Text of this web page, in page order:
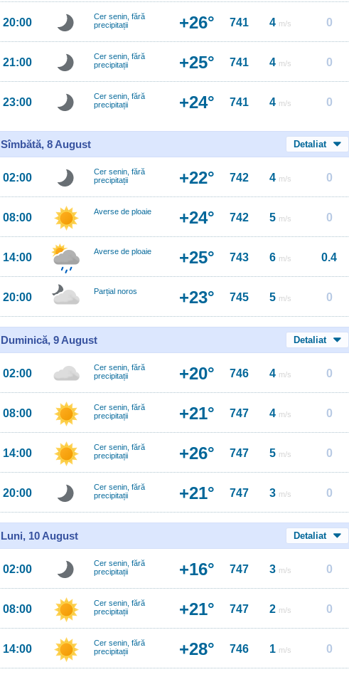
20:00
Cer senin, fără
precipitații
+26° 741 4 m/s 0
21:00
Cer senin, fără
precipitații
+25° 741 4 m/s 0
23:00
Cer senin, fără
precipitații
+24° 741 4 m/s 0
Sîmbătă, 8 August Detaliat
02:00
Cer senin, fără
precipitații
+22° 742 4 m/s 0
08:00 Averse de ploaie +24° 742 5 m/s 0
14:00 Averse de ploaie +25° 743 6 m/s 0.4
20:00 Parțial noros +23° 745 5 m/s 0
Duminică, 9 August Detaliat
02:00
Cer senin, fără
precipitații
+20° 746 4 m/s 0
08:00
Cer senin, fără
precipitații
+21° 747 4 m/s 0
14:00
Cer senin, fără
precipitații
+26° 747 5 m/s 0
20:00
Cer senin, fără
precipitații
+21° 747 3 m/s 0
Luni, 10 August Detaliat
02:00
Cer senin, fără
precipitații
+16° 747 3 m/s 0
08:00
Cer senin, fără
precipitații
+21° 747 2 m/s 0
14:00
Cer senin, fără
precipitații
+28° 746 1 m/s 0